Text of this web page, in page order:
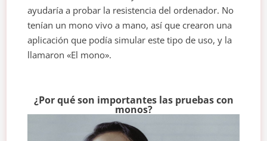
ayudaría a probar la resistencia del ordenador. No
tenían un mono vivo a mano, así que crearon una
aplicación que podía simular este tipo de uso, y la
llamaron «El mono».
¿Por qué son importantes las pruebas con
monos?